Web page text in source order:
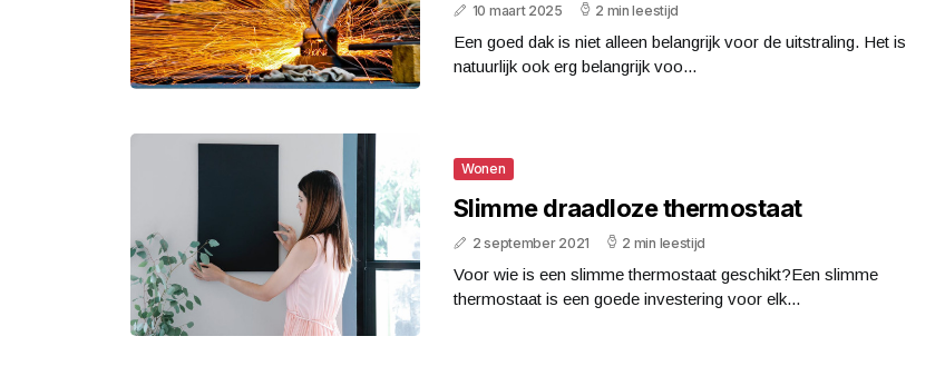
10 maart 2025 2 min leestijd
Een goed dak is niet alleen belangrijk voor de uitstraling. Het is
natuurlijk ook erg belangrijk voo...
Wonen
Slimme draadloze thermostaat
2 september 2021 2 min leestijd
Voor wie is een slimme thermostaat geschikt?Een slimme
thermostaat is een goede investering voor elk...